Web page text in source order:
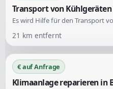
Transport von
21 km entfernt
€ auf Anfrage
Klimaanlage reparieren in